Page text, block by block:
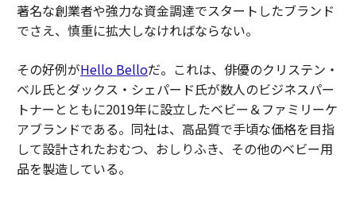
著名な創業者や強力な資金調達でスタートしたブランド
でさえ、慎重に拡大しなければならない。
その好例がHello Belloだ。これは、俳優のクリステン・
ベル氏とダックス・シェパード氏が数人のビジネスパー
トナーとともに2019年に設立したベビー＆ファミリーケ
アブランドである。同社は、高品質で手頃な価格を目指
して設計されたおむつ、おしりふき、その他のベビー用
品を製造している。